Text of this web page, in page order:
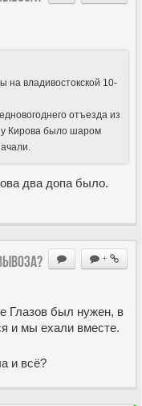
на владивостокской 10-
отъезда из
Кирова было шаром
два допа было.
+
Глазов был нужен, в
и мы ехали вместе.
и всё?